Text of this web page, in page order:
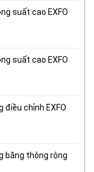
suất cao EXFO
suất cao EXFO
chỉnh EXFO
băng thông rộng